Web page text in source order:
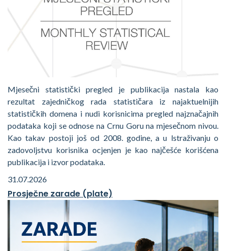
Mjesečni statistički pregled je publikacija nastala kao
rezultat zajedničkog rada statističara iz najaktuelnijih
statističkih domena i nudi korisnicima pregled najznačajnih
podataka koji se odnose na Crnu Goru na mjesečnom nivou.
Kao takav postoji još od 2008. godine, a u lstraživanju o
zadovoljstvu korisnika ocjenjen je kao najčešće korišćena
publikacija i izvor podataka.
31.07.2026
Prosječne zarade (plate)